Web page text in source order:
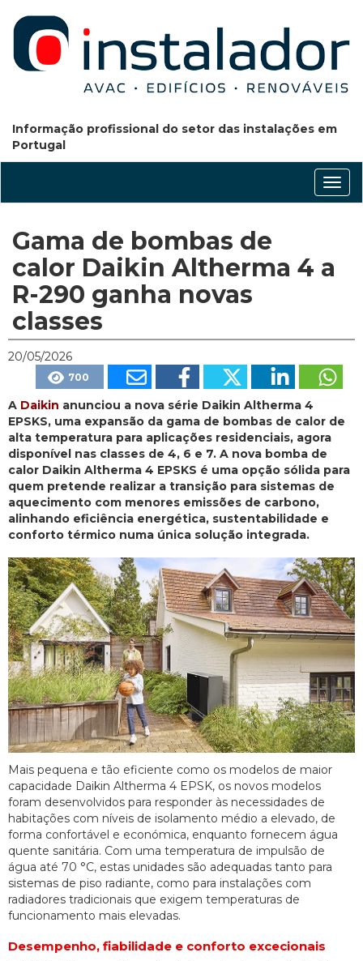
Informação profissional do setor das instalações em
Portugal
Gama de bombas de
calor Daikin Altherma 4 a
R-290 ganha novas
classes
20/05/2026
700
A Daikin anunciou a nova série Daikin Altherma 4
EPSKS, uma expansão da gama de bombas de calor de
alta temperatura para aplicações residenciais, agora
disponível nas classes de 4, 6 e 7. A nova bomba de
calor Daikin Altherma 4 EPSKS é uma opção sólida para
quem pretende realizar a transição para sistemas de
aquecimento com menores emissões de carbono,
alinhando eficiência energética, sustentabilidade e
conforto térmico numa única solução integrada.
Mais pequena e tão eficiente como os modelos de maior
capacidade Daikin Altherma 4 EPSK, os novos modelos
foram desenvolvidos para responder às necessidades de
habitações com níveis de isolamento médio a elevado, de
forma confortável e económica, enquanto fornecem água
quente sanitária. Com uma temperatura de impulsão de
água até 70 °C, estas unidades são adequadas tanto para
sistemas de piso radiante, como para instalações com
radiadores tradicionais que exigem temperaturas de
funcionamento mais elevadas.
Desempenho, fiabilidade e conforto excecionais